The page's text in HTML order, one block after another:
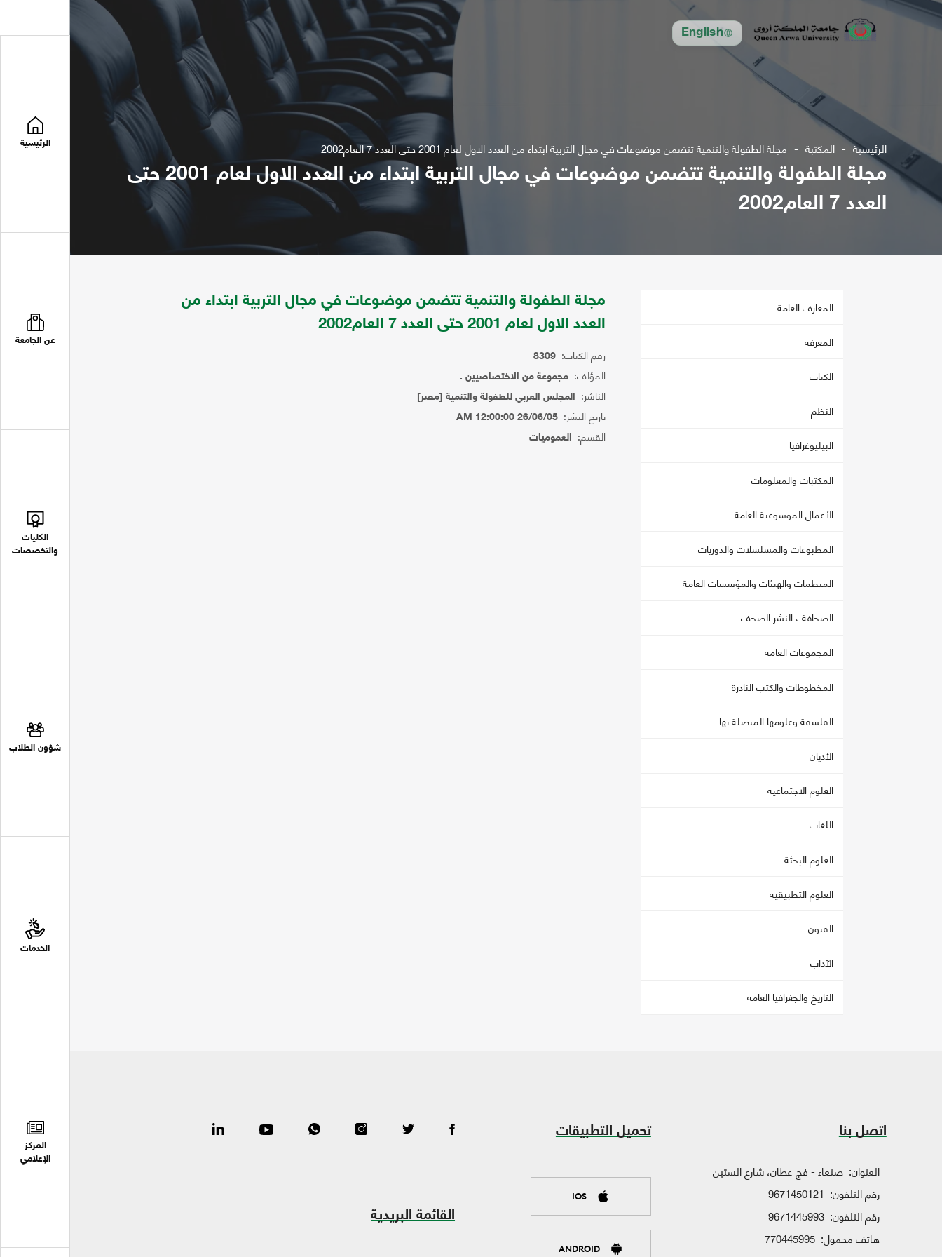
English
الرئيسية
عن الجامعة
الكليات
والتخصصات
شؤون الطلاب
الخدمات
المركز
الإعلامي
الرئيسية المكتبة مجلة الطفولة والتنمية تتضمن موضوعات في مجال التربية ابتداء من العدد الاول لعام 2001 حتى العدد 7 العام2002
مجلة الطفولة والتنمية تتضمن موضوعات في مجال التربية ابتداء من العدد الاول لعام 2001 حتى
العدد 7 العام2002
المعارف العامة
المعرفة
الكتاب
النظم
البيليوغرافيا
المكتبات والمعلومات
الأعمال الموسوعية العامة
المطبوعات والمسلسلات والدوريات
المنظمات والهيئات والمؤسسات العامة
الصحافة ، النشر الصحف
المجموعات العامة
المخطوطات والكتب النادرة
الفلسفة وعلومها المتصلة بها
الأديان
العلوم الاجتماعية
اللغات
العلوم البحثة
العلوم التطبيقية
الفنون
الآداب
التاريخ والجغرافيا العامة
مجلة الطفولة والتنمية تتضمن موضوعات في مجال التربية ابتداء من
العدد الاول لعام 2001 حتى العدد 7 العام2002
رقم الكتاب: 8309
المؤلف: مجموعة من الاختصاصيين .
الناشر: المجلس العربي للطفولة والتنمية [مصر]
تاريخ النشر: 26/06/05 12:00:00 AM
القسم: العموميات
اتصل بنا
العنوان: صنعاء - فج عطان، شارع الستين
رقم التلفون: 9671450121
رقم التلفون: 9671445993
هاتف محمول: 770445995
تحميل التطبيقات
IOS
ANDROID
القائمة البريدية